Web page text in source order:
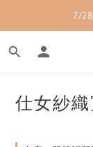
7/
仕女紗